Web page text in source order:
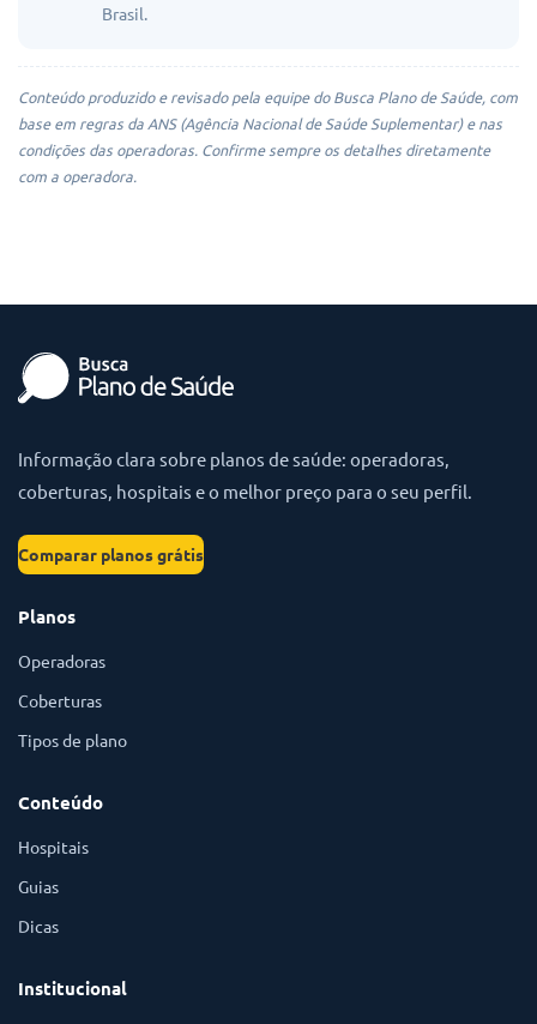
Brasil.
Conteúdo produzido e revisado pela equipe do Busca Plano de Saúde, com
base em regras da ANS (Agência Nacional de Saúde Suplementar) e nas
condições das operadoras. Confirme sempre os detalhes diretamente
com a operadora.
Informação clara sobre planos de saúde: operadoras,
coberturas, hospitais e o melhor preço para o seu perfil.
Comparar planos grátis
Planos
Operadoras
Coberturas
Tipos de plano
Conteúdo
Hospitais
Guias
Dicas
Institucional